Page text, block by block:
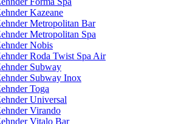
Kazeane
Metropolitan Bar
Metropolitan Spa
Nobis
Roda Twist Spa Air
Subway
Subway Inox
Toga
Universal
Virando
Vitalo Bar